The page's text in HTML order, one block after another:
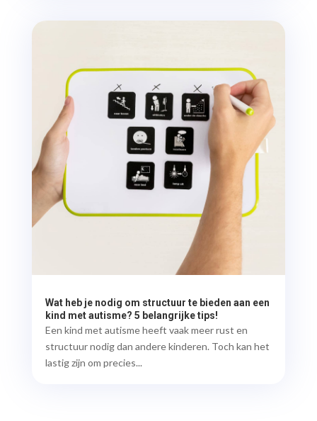
Wat heb je nodig om structuur te bieden aan een
kind met autisme? 5 belangrijke tips!
Een kind met autisme heeft vaak meer rust en
structuur nodig dan andere kinderen. Toch kan het
lastig zijn om precies...